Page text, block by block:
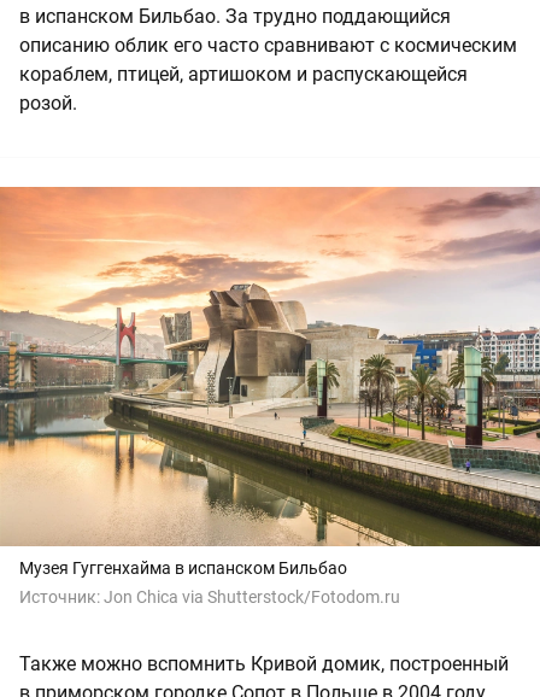
в испанском Бильбао. За трудно поддающийся
описанию облик его часто сравнивают с космическим
кораблем, птицей, артишоком и распускающейся
розой.
Музея Гуггенхайма в испанском Бильбао
Источник:Jon Chica via Shutterstock/Fotodom.ru
Также можно вспомнить Кривой домик, построенный